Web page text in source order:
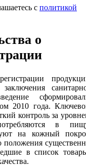
с политикой
о
2010 года.
контроль за
в
на кожный
положения
в список